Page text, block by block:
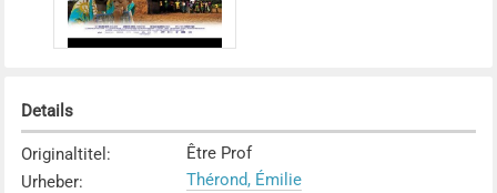
Details
Originaltitel :
Être Prof
Urheber:
Thérond, Émilie